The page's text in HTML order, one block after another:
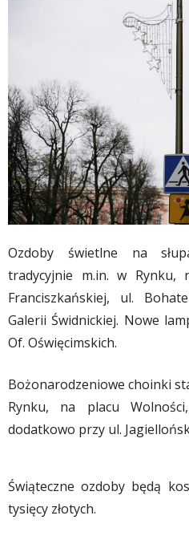
Ozdoby świetlne na
tradycyjnie m.in. w Rynku,
Franciszkańskiej, ul.
Galerii Świdnickiej. Nowe
Of. Oświęcimskich.
Bożonarodzeniowe choinki
Rynku, na placu
dodatkowo przy ul.
Świąteczne ozdoby będą
tysięcy złotych.